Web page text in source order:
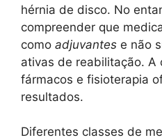
hérnia de disco. No
compreender que
como adjuvantes e não
ativas de reabilitação. A
fármacos e fisioterapia
resultados.
Diferentes classes de